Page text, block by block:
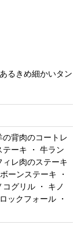
るきめ細かいタン
背肉のコートレ
テーキ ・ 牛ラン
レ肉のステーキ
ーンステーキ ・
グリル ・ キノ
ックフォール ・